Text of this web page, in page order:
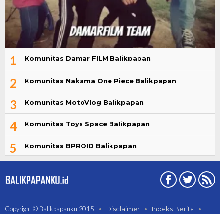
1 Komunitas Damar FILM Balikpapan
2 Komunitas Nakama One Piece Balikpapan
3 Komunitas MotoVlog Balikpapan
4 Komunitas Toys Space Balikpapan
5 Komunitas BPROID Balikpapan
Copyright © Balikpapanku 2015 Disclaimer
Indeks Berita